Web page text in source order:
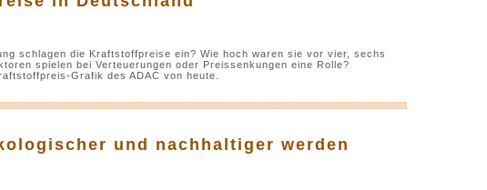
schlagen die Kraftstoffpreise ein? Wie hoch waren sie vor vier, sechs
spielen bei Verteuerungen oder Preissenkungen eine Rolle?
Grafik des ADAC von heute.
und nachhaltiger werden